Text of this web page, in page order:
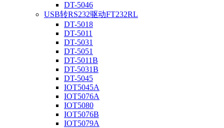
DT-5046
USB转RS232驱动FT232RL
DT-5018
DT-5011
DT-5031
DT-5051
DT-5011B
DT-5031B
DT-5045
IOT5045A
IOT5076A
IOT5080
IOT5076B
IOT5079A